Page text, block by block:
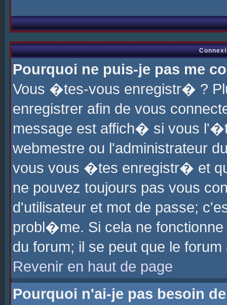
Pourquoi ne puis-je pas me
Vous �tes-vous enregistr� ?
enregistrer afin de vous
message est affich� si vous
webmestre ou l'administrateur
vous vous �tes enregistr� et
ne pouvez toujours pas vous
d'utilisateur et mot de passe;
probl�me. Si cela ne
du forum; il se peut que le
Revenir en haut de page
Pourquoi n'ai-je pas besoin